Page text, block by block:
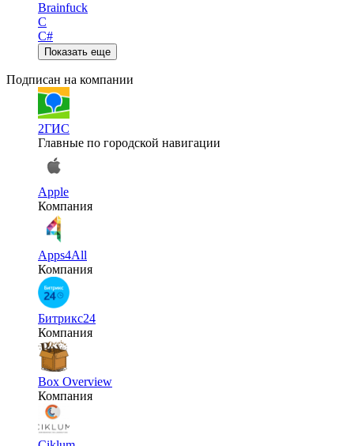
Brainfuck
C
C#
Показать еще
Подписан на компании
2ГИС
Главные по городской навигации
Apple
Компания
Apps4All
Компания
Битрикс24
Компания
Box Overview
Компания